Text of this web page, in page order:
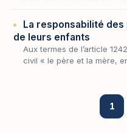
La responsabilité
de leurs enfants
Aux termes de l’article
civil « le père et la mère,
causé par leurs enf…
1